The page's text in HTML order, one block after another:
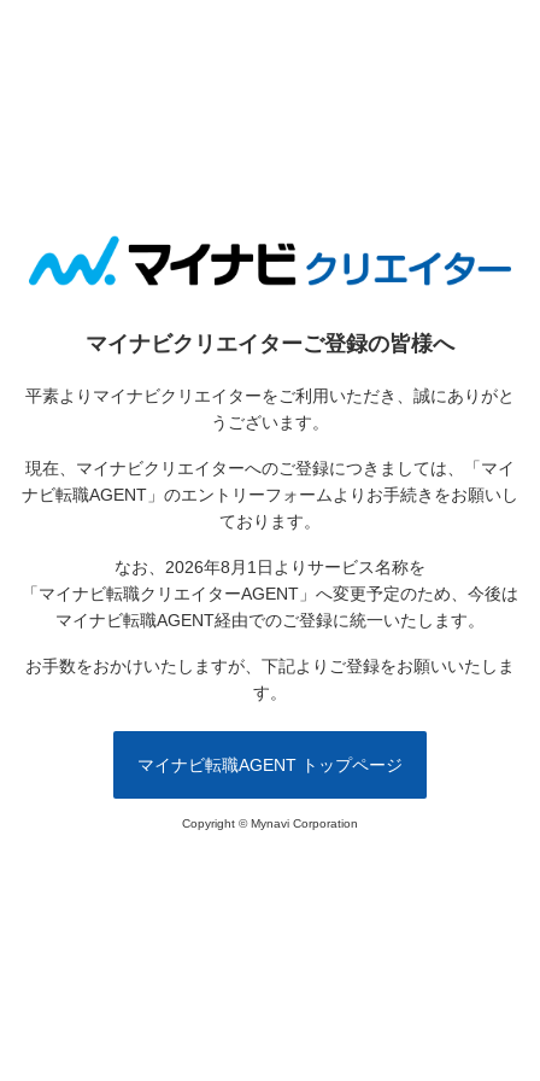
マイナビクリエイターご登録の皆様へ
平素よりマイナビクリエイターをご利用いただき、誠にありがと
うございます。
現在、マイナビクリエイターへのご登録につきましては、
「マイ
ナビ転職AGENT」のエントリーフォームよりお手続きをお願いし
ております。
なお、2026年8月1日よりサービス名称を
「マイナビ転職クリエイターAGENT」へ変更予定のため、 今後は
マイナビ転職AGENT経由でのご登録に統一いたします。
お手数をおかけいたしますが、下記よりご登録をお願いいたしま
す。
マイナビ転職AGENT トップページ
Copyright © Mynavi Corporation